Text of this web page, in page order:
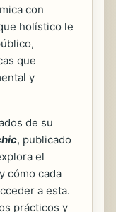
con
holístico le
que
y
de su
, publicado
el
cómo cada
a esta.
prácticos y